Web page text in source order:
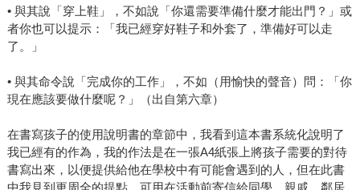
• 與其說「穿上鞋」，不如說「你還需要準備什麼才能出門？」或
者你也可以提示：「我已經穿好鞋子和外套了，準備好可以走
了。」
• 與其命令說「完成你的工作」，不如（用愉快的聲音）問：「你
現在應該要做什麼呢？」（出自第六章）
在書寫孩子的使用說明書的章節中，我看到這本書系統化說明了
我已經有的作為，我的作法是在一張A4紙張上將孩子需要的對待
書寫出來，以便提供給他在學校中有可能會遇到的人，但在此書
中我見到更周全的提點，可用在活動前寄信給同學、親戚、鄰居